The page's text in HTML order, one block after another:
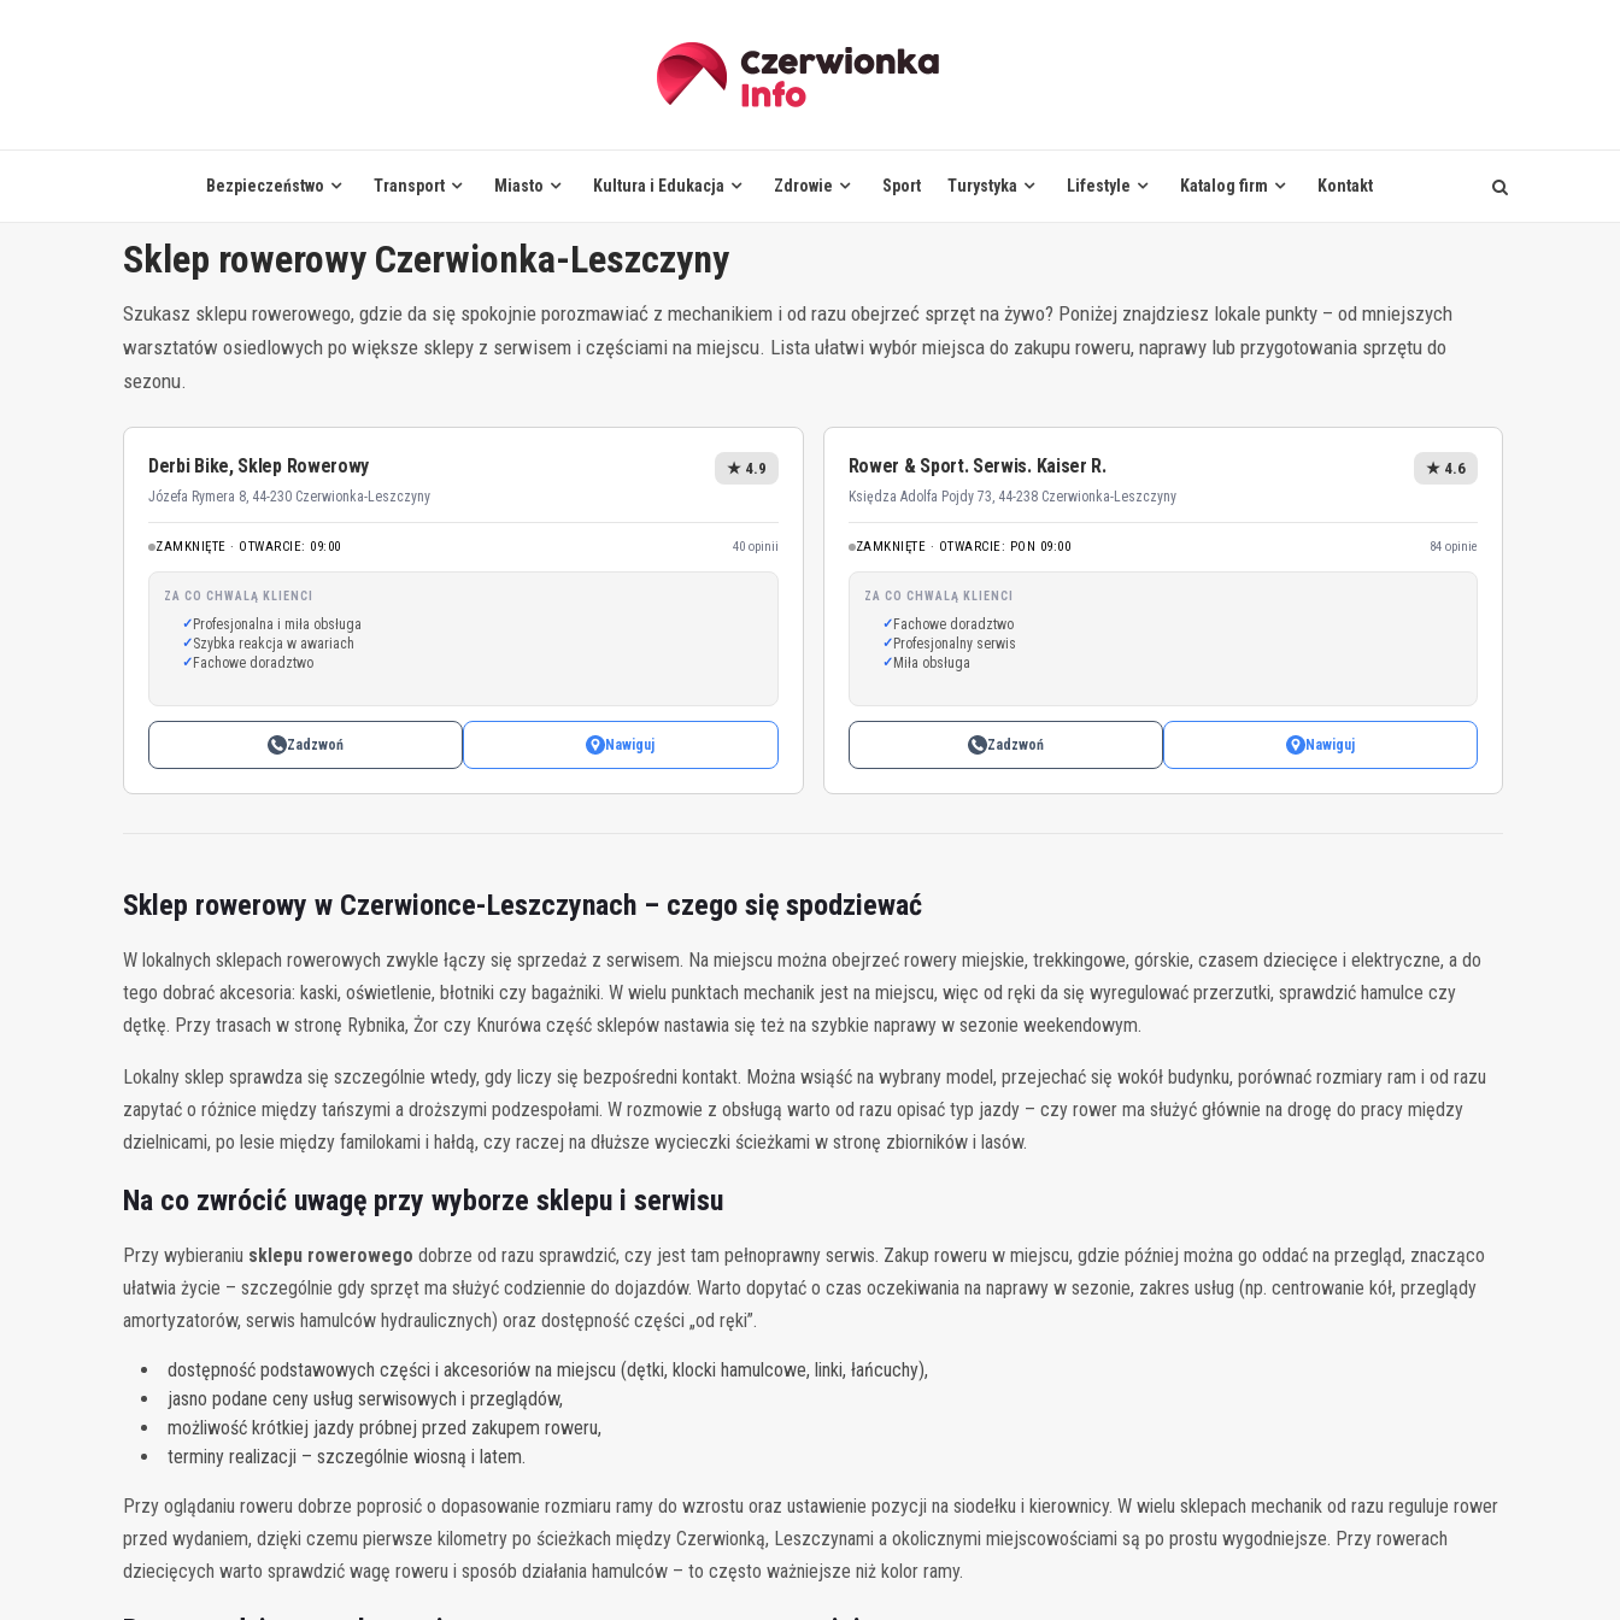
Bezpieczeństwo Transport Miasto Kultura i Edukacja Zdrowie Sport Turystyka Lifestyle Katalog firm Kontakt
Sklep rowerowy Czerwionka-Leszczyny
Szukasz sklepu rowerowego, gdzie da się spokojnie porozmawiać z mechanikiem i od razu obejrzeć sprzęt na żywo? Poniżej znajdziesz lokale punkty – od mniejszych
warsztatów osiedlowych po większe sklepy z serwisem i częściami na miejscu. Lista ułatwi wybór miejsca do zakupu roweru, naprawy lub przygotowania sprzętu do
sezonu.
Derbi Bike, Sklep Rowerowy
Józefa Rymera 8, 44-230 Czerwionka-Leszczyny
★ 4.9
ZAMKNIĘTE · OTWARCIE: 09:00 40 opinii
ZA CO CHWALĄ KLIENCI
Profesjonalna i miła obsługa
Szybka reakcja w awariach
Fachowe doradztwo
Zadzwoń Nawiguj
Rower & Sport. Serwis. Kaiser R.
Księdza Adolfa Pojdy 73, 44-238 Czerwionka-Leszczyny
★ 4.6
ZAMKNIĘTE · OTWARCIE: PON 09:00 84 opinie
ZA CO CHWALĄ KLIENCI
Fachowe doradztwo
Profesjonalny serwis
Miła obsługa
Zadzwoń Nawiguj
Sklep rowerowy w Czerwionce-Leszczynach – czego się spodziewać
W lokalnych sklepach rowerowych zwykle łączy się sprzedaż z serwisem. Na miejscu można obejrzeć rowery miejskie, trekkingowe, górskie, czasem dziecięce i elektryczne, a do
tego dobrać akcesoria: kaski, oświetlenie, błotniki czy bagażniki. W wielu punktach mechanik jest na miejscu, więc od ręki da się wyregulować przerzutki, sprawdzić hamulce czy
dętkę. Przy trasach w stronę Rybnika, Żor czy Knurówa część sklepów nastawia się też na szybkie naprawy w sezonie weekendowym.
Lokalny sklep sprawdza się szczególnie wtedy, gdy liczy się bezpośredni kontakt. Można wsiąść na wybrany model, przejechać się wokół budynku, porównać rozmiary ram i od razu
zapytać o różnice między tańszymi a droższymi podzespołami. W rozmowie z obsługą warto od razu opisać typ jazdy – czy rower ma służyć głównie na drogę do pracy między
dzielnicami, po lesie między familokami i hałdą, czy raczej na dłuższe wycieczki ścieżkami w stronę zbiorników i lasów.
Na co zwrócić uwagę przy wyborze sklepu i serwisu
Przy wybieraniu sklepu rowerowego dobrze od razu sprawdzić, czy jest tam pełnoprawny serwis. Zakup roweru w miejscu, gdzie później można go oddać na przegląd, znacząco
ułatwia życie – szczególnie gdy sprzęt ma służyć codziennie do dojazdów. Warto dopytać o czas oczekiwania na naprawy w sezonie, zakres usług (np. centrowanie kół, przeglądy
amortyzatorów, serwis hamulców hydraulicznych) oraz dostępność części „od ręki”.
dostępność podstawowych części i akcesoriów na miejscu (dętki, klocki hamulcowe, linki, łańcuchy),
jasno podane ceny usług serwisowych i przeglądów,
możliwość krótkiej jazdy próbnej przed zakupem roweru,
terminy realizacji – szczególnie wiosną i latem.
Przy oglądaniu roweru dobrze poprosić o dopasowanie rozmiaru ramy do wzrostu oraz ustawienie pozycji na siodełku i kierownicy. W wielu sklepach mechanik od razu reguluje rower
przed wydaniem, dzięki czemu pierwsze kilometry po ścieżkach między Czerwionką, Leszczynami a okolicznymi miejscowościami są po prostu wygodniejsze. Przy rowerach
dziecięcych warto sprawdzić wagę roweru i sposób działania hamulców – to często ważniejsze niż kolor ramy.